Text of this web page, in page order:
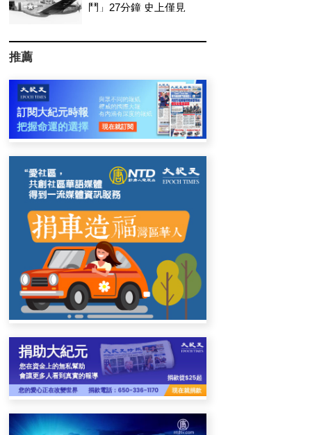
鬥」27分鐘 史上僅見
推薦